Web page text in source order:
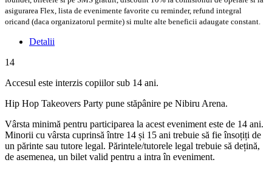
asigurarea Flex, lista de evenimente favorite cu reminder, refund integral
oricand (daca organizatorul permite) si multe alte beneficii adaugate constant.
Detalii
14
Accesul este interzis copiilor sub 14 ani.
Hip Hop Takeovers Party pune stăpânire pe Nibiru Arena.
Vârsta minimă pentru participarea la acest eveniment este de 14 ani.
Minorii cu vârsta cuprinsă între 14 și 15 ani trebuie să fie însoțiți de
un părinte sau tutore legal. Părintele/tutorele legal trebuie să dețină,
de asemenea, un bilet valid pentru a intra în eveniment.